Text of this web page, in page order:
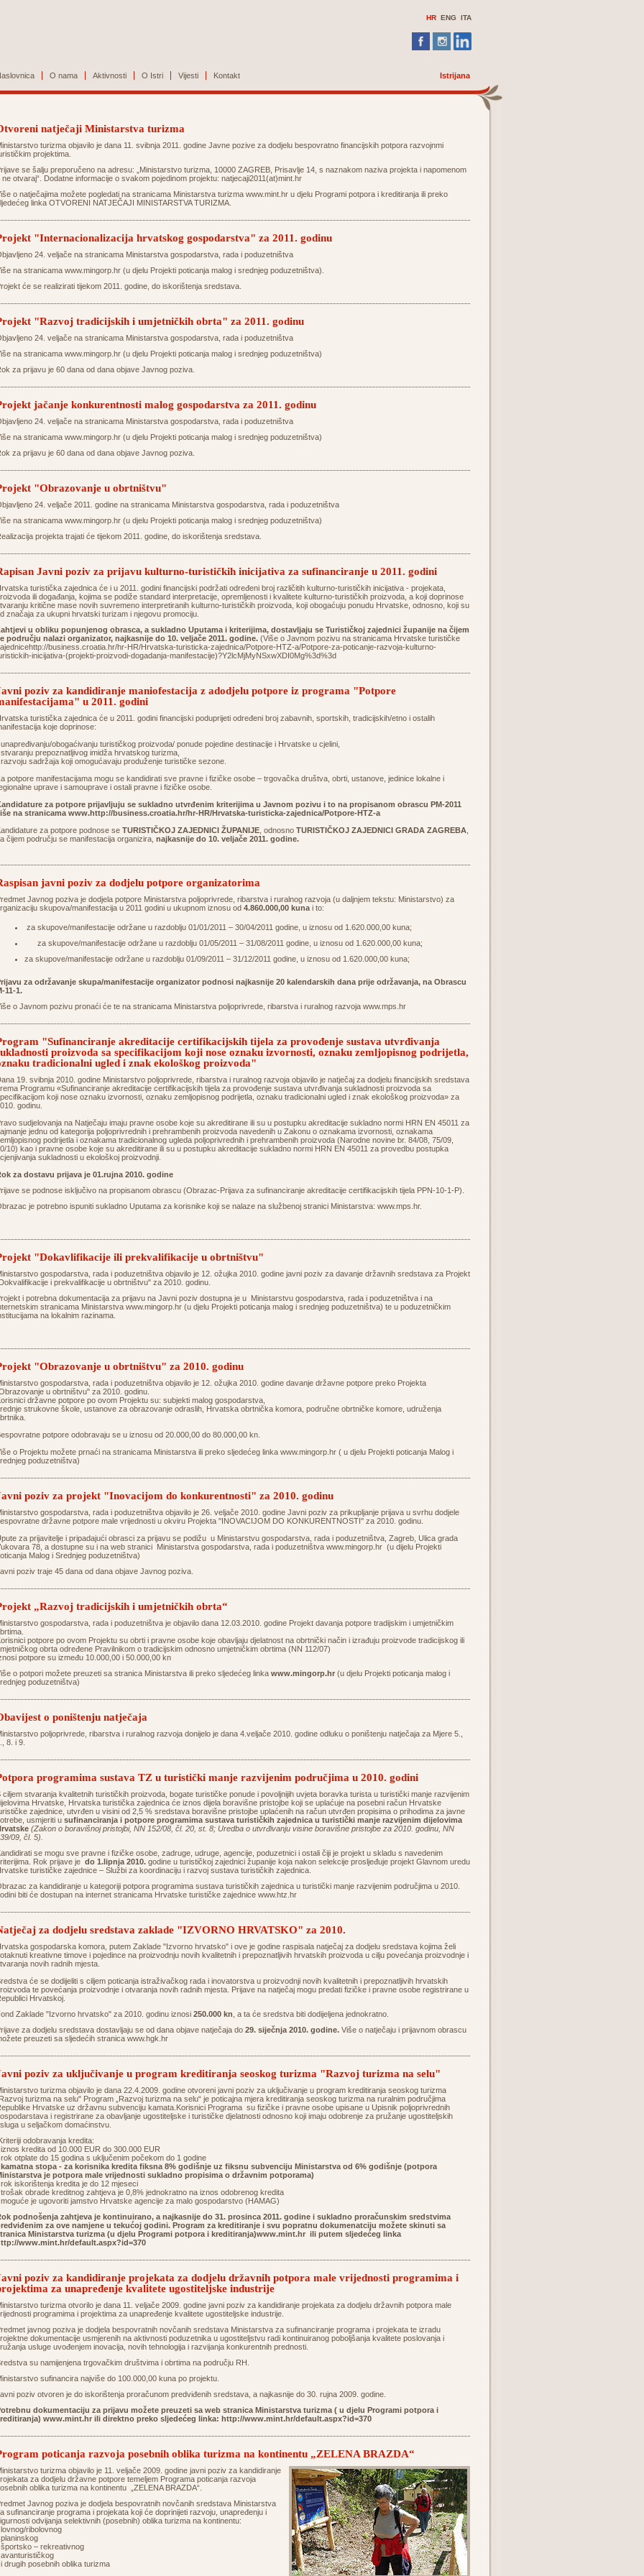
HR ENG ITA
O nama Aktivnosti O Istri Vijesti Kontakt Istrijana
natječaji Ministarstva turizma
turizma objavilo je dana 11. svibnja 2011. godine Javne pozive za dodjelu bespovratno financijskih potpora razvojnmi
projektima.
se šalju preporučeno na adresu: „Ministarstvo turizma, 10000 ZAGREB, Prisavlje 14, s naznakom naziva projekta i napomenom
ne otvaraj“. Dodatne informacije o svakom pojedinom projektu: natjecaji2011(at)mint.hr
o natječajima možete pogledati na stranicama Ministarstva turizma www.mint.hr u djelu Programi potpora i kreditiranja ili preko
linka OTVORENI NATJEČAJI MINISTARSTVA TURIZMA
"Internacionalizacija hrvatskog gospodarstva" za 2011. godinu
24. veljače na stranicama Ministarstva gospodarstva, rada i poduzetništva
na stranicama www.mingorp.hr (u djelu Projekti poticanja malog i srednjeg poduzetništva).
će se realizirati tijekom 2011. godine, do iskorištenja sredstava.
"Razvoj tradicijskih i umjetničkih obrta" za 2011. godinu
24. veljače na stranicama Ministarstva gospodarstva, rada i poduzetništva
na stranicama www.mingorp.hr (u djelu Projekti poticanja malog i srednjeg poduzetništva)
za prijavu je 60 dana od dana objave Javnog poziva.
jačanje konkurentnosti malog gospodarstva za 2011. godinu
24. veljače na stranicama Ministarstva gospodarstva, rada i poduzetništva
na stranicama www.mingorp.hr (u djelu Projekti poticanja malog i srednjeg poduzetništva)
za prijavu je 60 dana od dana objave Javnog poziva.
"Obrazovanje u obrtništvu"
24. veljače 2011. godine na stranicama Ministarstva gospodarstva, rada i poduzetništva
na stranicama www.mingorp.hr (u djelu Projekti poticanja malog i srednjeg poduzetništva)
projekta trajati će tijekom 2011. godine, do iskorištenja sredstava.
Javni poziv za prijavu kulturno-turističkih inicijativa za sufinanciranje u 2011. godini
turistička zajednica će i u 2011. godini financijski podržati određeni broj različitih kulturno-turističkih inicijativa - projekata,
ili događanja, kojima se podiže standard interpretacije, opremljenosti i kvalitete kulturno-turističkih proizvoda, a koji doprinose
kritične mase novih suvremeno interpretiranih kulturno-turističkih proizvoda, koji obogaćuju ponudu Hrvatske, odnosno, koji su
značaja za ukupni hrvatski turizam i njegovu promociju.
u obliku popunjenog obrasca, a sukladno Uputama i kriterijima, dostavljaju se Turističkoj zajednici županije na čijem
području nalazi organizator, najkasnije do 10. veljače 2011. godine. (Više o Javnom pozivu na stranicama Hrvatske turističke
business.croatia.hr/hr-HR/Hrvatska-turisticka-zajednica/Potpore-HTZ-a/Potpore-za-poticanje-razvoja-kulturno-
inicijativa-(projekti-proizvodi-dogadanja-manifestacije)?Y2lcMjMyNSxwXDI0Mg%3d%3d
poziv za kandidiranje maniofestacija z adodjelu potpore iz programa "Potpore
u 2011. godini
turistička zajednica će u 2011. godini financijski poduprijeti određeni broj zabavnih, sportskih, tradicijskih/etno i ostalih
koje doprinose:
unapređivanju/obogaćivanju turističkog proizvoda/ ponude pojedine destinacije i Hrvatske u cjelini,
stvaranju prepoznatljivog imidža hrvatskog turizma,
razvoju sadržaja koji omogućavaju produženje turističke sezone.
potpore manifestacijama mogu se kandidirati sve pravne i fizičke osobe – trgovačka društva, obrti, ustanove, jedinice lokalne i
uprave i samouprave i ostali pravne i fizičke osobe.
za potpore prijavljuju se sukladno utvrđenim kriterijima u Javnom pozivu i to na propisanom obrascu PM-2011
na stranicama www.http://business.croatia.hr/hr-HR/Hrvatska-turisticka-zajednica/Potpore-HTZ-a
za potpore podnose se TURISTIČKOJ ZAJEDNICI ŽUPANIJE , odnosno TURISTIČKOJ ZAJEDNICI GRADA ZAGREBA
čijem području se manifestacija organizira, najkasnije do 10. veljače 2011. godine.
javni poziv za dodjelu potpore organizatorima
Javnog poziva je dodjela potpore Ministarstva poljoprivrede, ribarstva i ruralnog razvoja (u daljnjem tekstu: Ministarstvo) za
skupova/manifestacija u 2011 godini u ukupnom iznosu od 4.860.000,00 kuna i to:
za skupove/manifestacije održane u razdoblju 01/01/2011 – 30/04/2011 godine, u iznosu od 1.620.000,00 kuna;
za skupove/manifestacije održane u razdoblju 01/05/2011 – 31/08/2011 godine, u iznosu od 1.620.000,00 kuna;
za skupove/manifestacije održane u razdoblju 01/09/2011 – 31/12/2011 godine, u iznosu od 1.620.000,00 kuna;
za održavanje skupa/manifestacije organizator podnosi najkasnije 20 kalendarskih dana prije održavanja, na Obrascu
11-1.
o Javnom pozivu pronaći će te na stranicama Ministarstva poljoprivrede, ribarstva i ruralnog razvoja www.mps.hr
"Sufinanciranje akreditacije certifikacijskih tijela za provođenje sustava utvrđivanja
proizvoda sa specifikacijom koji nose oznaku izvornosti, oznaku zemljopisnog podrijetla,
tradicionalni ugled i znak ekološkog proizvoda"
19. svibnja 2010. godine Ministarstvo poljoprivrede, ribarstva i ruralnog razvoja objavilo je natječaj za dodjelu financijskih sredstava
Programu «Sufinanciranje akreditacije certifikacijskih tijela za provođenje sustava utvrđivanja sukladnosti proizvoda sa
koji nose oznaku izvornosti, oznaku zemljopisnog podrijetla, oznaku tradicionalni ugled i znak ekološkog proizvoda» za
godinu.
sudjelovanja na Natječaju imaju pravne osobe koje su akreditirane ili su u postupku akreditacije sukladno normi HRN EN 45011 za
jednu od kategorija poljoprivrednih i prehrambenih proizvoda navedenih u Zakonu o oznakama izvornosti, oznakama
podrijetla i oznakama tradicionalnog ugleda poljoprivrednih i prehrambenih proizvoda (Narodne novine br. 84/08, 75/09,
10) kao i pravne osobe koje su akreditirane ili su u postupku akreditacije sukladno normi HRN EN 45011 za provedbu postupka
sukladnosti u ekološkoj proizvodnji.
za dostavu prijava je 01.rujna 2010. godine
se podnose isključivo na propisanom obrascu (Obrazac-Prijava za sufinanciranje akreditacije certifikacijskih tijela PPN-10-1-P).
je potrebno ispuniti sukladno Uputama za korisnike koji se nalaze na službenoj stranici Ministarstva: www.mps.hr.
"Dokavlifikacije ili prekvalifikacije u obrtništvu"
gospodarstva, rada i poduzetništva objavilo je 12. ožujka 2010. godine javni poziv za davanje državnih sredstava za Projekt
i prekvalifikacije u obrtništvu" za 2010. godinu.
i potrebna dokumentacija za prijavu na Javni poziv dostupna je u Ministarstvu gospodarstva, rada i poduzetništva i na
stranicama Ministarstva www.mingorp.hr (u djelu Projekti poticanja malog i srednjeg poduzetništva) te u poduzetničkim
na lokalnim razinama.
"Obrazovanje u obrtništvu" za 2010. godinu
gospodarstva, rada i poduzetništva objavilo je 12. ožujka 2010. godine davanje državne potpore preko Projekta
u obrtništvu" za 2010. godinu.
državne potpore po ovom Projektu su: subjekti malog gospodarstva,
strukovne škole, ustanove za obrazovanje odraslih, Hrvatska obrtnička komora, područne obrtničke komore, udruženja
potpore odobravaju se u iznosu od 20.000,00 do 80.000,00 kn.
o Projektu možete prnaći na stranicama Ministarstva ili preko sljedećeg linka www.mingorp.hr ( u djelu Projekti poticanja Malog i
poduzetništva)
poziv za projekt "Inovacijom do konkurentnosti" za 2010. godinu
gospodarstva, rada i poduzetništva objavilo je 26. veljače 2010. godine Javni poziv za prikupljanje prijava u svrhu dodjele
državne potpore male vrijednosti u okviru Projekta ''INOVACIJOM DO KONKURENTNOSTI'' za 2010. godinu.
za prijavitelje i pripadajući obrasci za prijavu se podižu u Ministarstvu gospodarstva, rada i poduzetništva, Zagreb, Ulica grada
78, a dostupne su i na web stranici Ministarstva gospodarstva, rada i poduzetništva www.mingorp.hr (u dijelu Projekti
Malog i Srednjeg poduzetništva)
poziv traje 45 dana od dana objave Javnog poziva.
„Razvoj tradicijskih i umjetničkih obrta“
gospodarstva, rada i poduzetništva je objavilo dana 12.03.2010. godine Projekt davanja potpore tradijskim i umjetničkim
potpore po ovom Projektu su obrti i pravne osobe koje obavljaju djelatnost na obrtnički način i izrađuju proizvode tradicijskog ili
obrta određene Pravilnikom o tradicijskim odnosno umjetničkim obrtima (NN 112/07)
potpore su između 10.000,00 i 50.000,00 kn
o potpori možete preuzeti sa stranica Ministarstva ili preko sljedećeg linka www.mingorp.hr (u djelu Projekti poticanja malog i
poduzetništva)
o poništenju natječaja
poljoprivrede, ribarstva i ruralnog razvoja donijelo je dana 4.veljače 2010. godine odluku o poništenju natječaja za Mjere 5.,
8. i 9.
programima sustava TZ u turistički manje razvijenim područjima u 2010. godini
ciljem stvaranja kvalitetnih turističkih proizvoda, bogate turističke ponude i povoljnijih uvjeta boravka turista u turistički manje razvijenim
Hrvatske, Hrvatska turistička zajednica će iznos dijela boravišne pristojbe koji se uplaćuje na posebni račun Hrvatske
zajednice, utvrđen u visini od 2,5 % sredstava boravišne pristojbe uplaćenih na račun utvrđen propisima o prihodima za javne
usmjeriti u sufinanciranja i potpore programima sustava turističkih zajednica u turistički manje razvijenim dijelovima
(Zakon o boravišnoj pristojbi, NN 152/08, čl. 20, st. 8; Uredba o utvrđivanju visine boravišne pristojbe za 2010. godinu, NN
09, čl. 5).
se mogu sve pravne i fizičke osobe, zadruge, udruge, agencije, poduzetnici i ostali čiji je projekt u skladu s navedenim
Rok prijave je do 1.lipnja 2010. godine u turističkoj zajednici županije koja nakon selekcije prosljeđuje projekt Glavnom uredu
turističke zajednice – Službi za koordinaciju i razvoj sustava turističkih zajednica.
za kandidiranje u kategoriji potpora programima sustava turističkih zajednica u turistički manje razvijenim područjima u 2010.
biti će dostupan na internet stranicama Hrvatske turističke zajednice www.htz.hr
za dodjelu sredstava zaklade "IZVORNO HRVATSKO" za 2010.
gospodarska komora, putem Zaklade "Izvorno hrvatsko" i ove je godine raspisala natječaj za dodjelu sredstava kojima želi
kreativne timove i pojedince na proizvodnju novih kvalitetnih i prepoznatljivih hrvatskih proizvoda u cilju povećanja proizvodnje i
novih radnih mjesta.
će se dodijeliti s ciljem poticanja istraživačkog rada i inovatorstva u proizvodnji novih kvalitetnih i prepoznatljivih hrvatskih
te povećanja proizvodnje i otvaranja novih radnih mjesta. Prijave na natječaj mogu predati fizičke i pravne osobe registrirane u
Hrvatskoj.
Zaklade "Izvorno hrvatsko" za 2010. godinu iznosi 250.000 kn , a ta će sredstva biti dodijeljena jednokratno.
za dodjelu sredstava dostavljaju se od dana objave natječaja do 29. siječnja 2010. godine. Više o natječaju i prijavnom obrascu
preuzeti sa sljedećih stranica www.hgk.hr
poziv za uključivanje u program kreditiranja seoskog turizma "Razvoj turizma na selu"
turizma objavilo je dana 22.4.2009. godine otvoreni javni poziv za uključivanje u program kreditiranja seoskog turizma
turizma na selu" Program „Razvoj turizma na selu“ je poticajna mjera kreditiranja seoskog turizma na ruralnim područjima
Hrvatske uz državnu subvenciju kamata.Korisnici Programa su fizičke i pravne osobe upisane u Upisnik poljoprivrednih
i registrirane za obavljanje ugostiteljske i turističke djelatnosti odnosno koji imaju odobrenje za pružanje ugostiteljskih
u seljačkom domaćinstvu.
odobravanja kredita:
iznos kredita od 10.000 EUR do 300.000 EUR
rok otplate do 15 godina s uključenim počekom do 1 godine
kamatna stopa - za korisnika kredita fiksna 8% godišnje uz fiksnu subvenciju Ministarstva od 6% godišnje (potpora
je potpora male vrijednosti sukladno propisima o državnim potporama)
rok iskorištenja kredita je do 12 mjeseci
trošak obrade kreditnog zahtjeva je 0,8% jednokratno na iznos odobrenog kredita
moguće je ugovoriti jamstvo Hrvatske agencije za malo gospodarstvo (HAMAG)
podnošenja zahtjeva je kontinuirano, a najkasnije do 31. prosinca 2011. godine i sukladno proračunskim sredstvima
za ove namjene u tekućoj godini. Program za kreditiranje i svu popratnu dokumenatciju možete skinuti sa
Ministarstva turizma (u djelu Programi potpora i kreditiranja)www.mint.hr ili putem sljedećeg linka
www.mint.hr/default.aspx?id=370
poziv za kandidiranje projekata za dodjelu državnih potpora male vrijednosti programima i
za unapređenje kvalitete ugostiteljske industrije
turizma otvorilo je dana 11. veljače 2009. godine javni poziv za kandidiranje projekata za dodjelu državnih potpora male
programima i projektima za unapređenje kvalitete ugostiteljske industrije.
javnog poziva je dodjela bespovratnih novčanih sredstava Ministarstva za sufinanciranje programa i projekata te izradu
dokumentacije usmjerenih na aktivnosti poduzetnika u ugostiteljstvu radi kontinuiranog poboljšanja kvalitete poslovanja i
usluge uvođenjem inovacija, novih tehnologija i razvijanja konkurentnih prednosti.
su namijenjena trgovačkim društvima i obrtima na području RH.
sufinancira najviše do 100.000,00 kuna po projektu.
poziv otvoren je do iskorištenja proračunom predviđenih sredstava, a najkasnije do 30. rujna 2009. godine.
dokumentaciju za prijavu možete preuzeti sa web stranica Ministarstva turizma ( u djelu Programi potpora i
www.mint.hr ili direktno preko sljedećeg linka: http://www.mint.hr/default.aspx?id=370
poticanja razvoja posebnih oblika turizma na kontinentu „ZELENA BRAZDA“
turizma objavilo je 11. veljače 2009. godine javni poziv za kandidiranje
za dodjelu državne potpore temeljem Programa poticanja razvoja
oblika turizma na kontinentu „ZELENA BRAZDA“.
Javnog poziva je dodjela bespovratnih novčanih sredstava Ministarstva
sufinanciranje programa i projekata koji će doprinijeti razvoju, unapređenju i
odvijanja selektivnih (posebnih) oblika turizma na kontinentu:
ribolovnog
– rekreativnog
drugih posebnih oblika turizma